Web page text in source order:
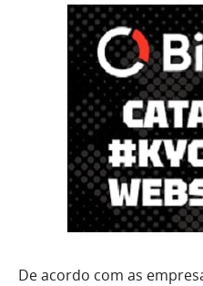
De acordo com as